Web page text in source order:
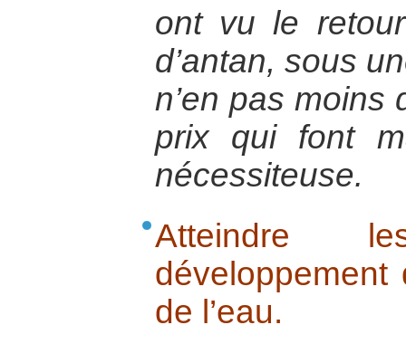
ont vu le
d’antan, sous
n’en pas moins
prix qui font
nécessiteuse.
Atteindre
de l’eau.